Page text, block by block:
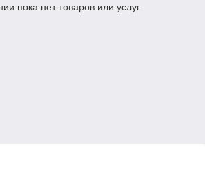
пока нет товаров или услуг